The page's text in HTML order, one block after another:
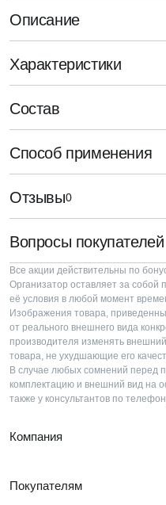
Описание
Характеристики
Состав
Способ применения
Отзывы0
Вопросы покупателей
Все акции действительны по
Организатор оставляет за собой
её условия в любой момент
Изображения товара,
от реального внешнего вида
производителя изменять
товара, не ухудшающие его
В случае любых сомнений перед
комплектацию и внешний вид на
также у консультантов по
Компания
Покупателям